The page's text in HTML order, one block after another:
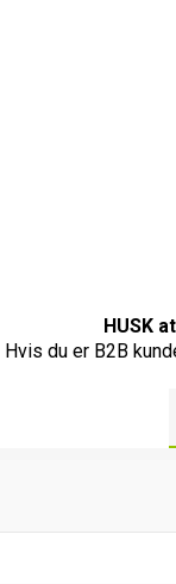
HUSK
Hvis du er B2B